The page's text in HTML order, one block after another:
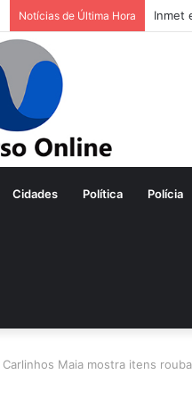
Notícias de Última Hora Inmet
Cidades Política Polícia
Carlinhos Maia mostra itens